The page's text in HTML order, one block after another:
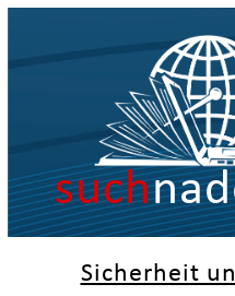
such
Sicherheit